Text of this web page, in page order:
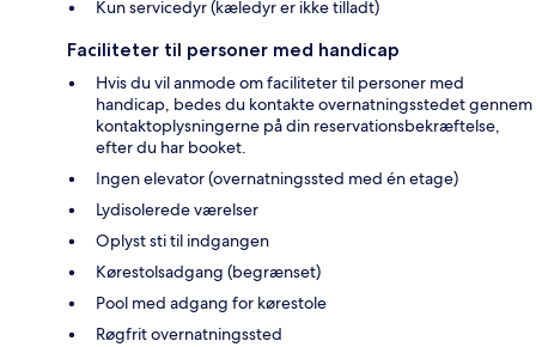
Kun servicedyr (kæledyr er ikke tilladt)
Faciliteter til personer med handicap
Hvis du vil anmode om faciliteter til personer med
handicap, bedes du kontakte overnatningsstedet gennem
kontaktoplysningerne på din reservationsbekræftelse,
efter du har booket.
Ingen elevator (overnatningssted med én etage)
Lydisolerede værelser
Oplyst sti til indgangen
Kørestolsadgang (begrænset)
Pool med adgang for kørestole
Røgfrit overnatningssted